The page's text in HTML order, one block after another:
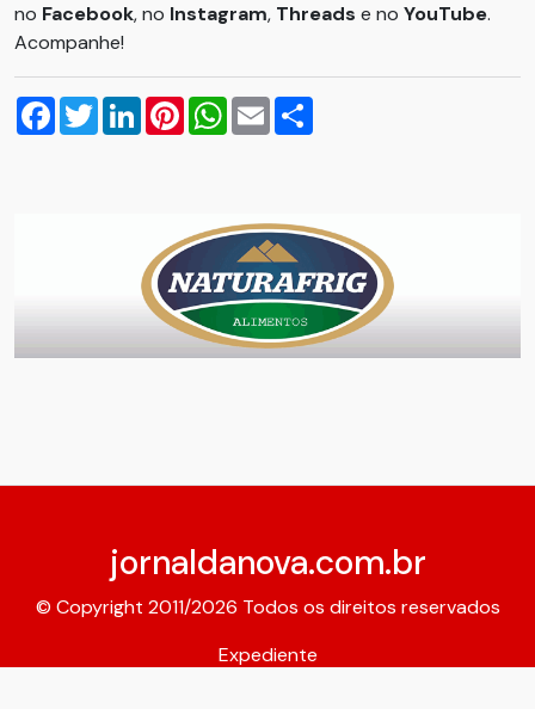
no Facebook, no Instagram, Threads e no YouTube.
Acompanhe!
Facebook
TwitterLinkedInPinterestWhatsApp
Email
jornaldanova.com.br
© Copyright 2011/2026 Todos os direitos reservados
Expediente